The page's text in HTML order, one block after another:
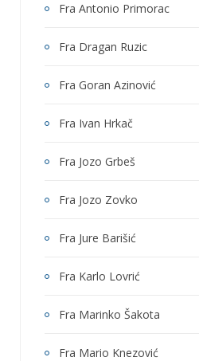
Fra Antonio Primorac
Fra Dragan Ruzic
Fra Goran Azinović
Fra Ivan Hrkač
Fra Jozo Grbeš
Fra Jozo Zovko
Fra Jure Barišić
Fra Karlo Lovrić
Fra Marinko Šakota
Fra Mario Knezović